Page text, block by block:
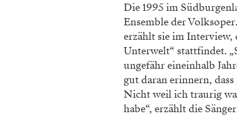
Die 1995 im
Ensemble der
erzählt sie im Interview,
Unterwelt“ stattfindet.
ungefähr eineinhalb
gut daran erinnern,
Nicht weil ich traurig
habe“, erzählt die